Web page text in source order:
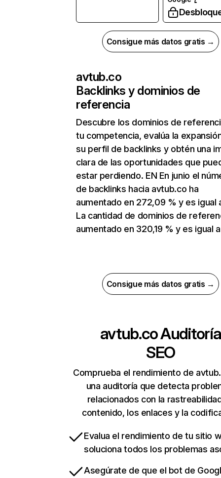
Consigue más datos gratis →
avtub.co
Backlinks y dominios de
referencia
Descubre los dominios de
tu competencia, evalúa la
su perfil de backlinks y obtén una
clara de las oportunidades que
estar perdiendo. EN En junio el
de backlinks hacia avtub.co ha
aumentado en 272,09 % y es igual
La cantidad de dominios de
aumentado en 320,19 % y es igual
Consigue más datos gratis →
avtub.coAuditoría
SEO
Comprueba el rendimiento de
una auditoría que detecta
relacionados con la
contenido, los enlaces y la
Evalua el rendimiento de tu sitio
soluciona todos los problemas
Asegúrate de que el bot de